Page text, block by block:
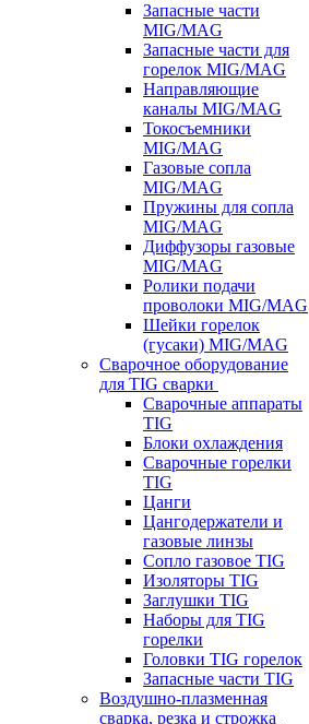
Запасные части
MIG/MAG
Запасные части для
горелок MIG/MAG
Направляющие
каналы MIG/MAG
Токосъемники
MIG/MAG
Газовые сопла
MIG/MAG
Пружины для сопла
MIG/MAG
Диффузоры газовые
MIG/MAG
Ролики подачи
проволоки MIG/MAG
Шейки горелок
(гусаки) MIG/MAG
Сварочное оборудование
для TIG сварки
Сварочные аппараты
TIG
Блоки охлаждения
Сварочные горелки
TIG
Цанги
Цангодержатели и
газовые линзы
Сопло газовое TIG
Изоляторы TIG
Заглушки TIG
Наборы для TIG
горелки
Головки TIG горелок
Запасные части TIG
Воздушно-плазменная
сварка, резка и строжка